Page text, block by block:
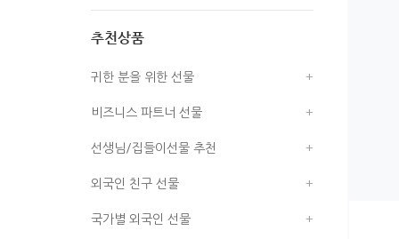
손거울
보석함/경대
도자기/컵/받침
수저/식탁보
지갑/주머니/필통
추천상품
귀한 분을 위한 선물
비즈니스 파트너 선물
선생님/집들이선물 추천
외국인 친구 선물
국가별 외국인 선물